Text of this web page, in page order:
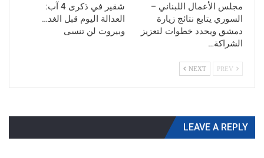
مجلس الأعمال اللبناني –
السوري يتابع نتائج زيارة
دمشق ويحدد خطوات لتعزيز
الشراكة…
شقير في ذكرى 4 آب:
العدالة اليوم قبل الغد…
وبيروت لن تنسى
NEXT
LEAVE A REPLY